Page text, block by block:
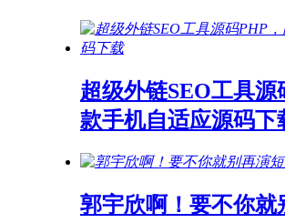
超级外链SEO工具源
款手机自适应源码下
郭宇欣啊！要不你就